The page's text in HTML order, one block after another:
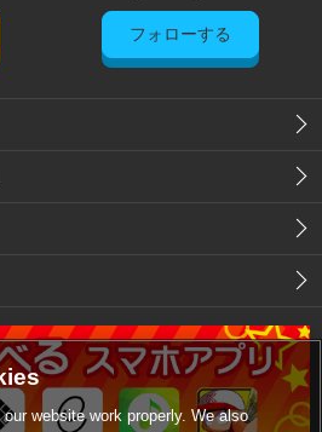
フォローする
website work properly. We also